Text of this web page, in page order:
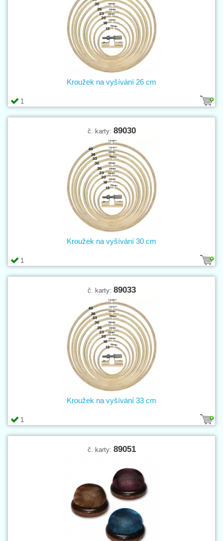
1
Kroužek na vyšívání 26 cm
č. karty: 89030
1
Kroužek na vyšívání 30 cm
č. karty: 89033
1
Kroužek na vyšívání 33 cm
č. karty: 89051